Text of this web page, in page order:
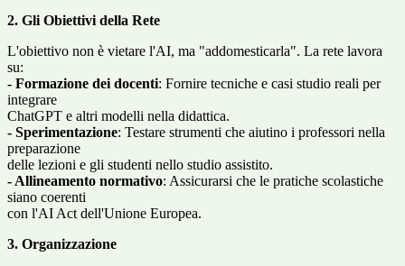
2. Gli Obiettivi della Rete
L'obiettivo non è vietare l'AI, ma "addomesticarla". La rete lavora
su:
- Formazione dei docenti: Fornire tecniche e casi studio reali per
integrare
ChatGPT e altri modelli nella didattica.
- Sperimentazione: Testare strumenti che aiutino i professori nella
preparazione
delle lezioni e gli studenti nello studio assistito.
- Allineamento normativo: Assicurarsi che le pratiche scolastiche
siano coerenti
con l'AI Act dell'Unione Europea.
3. Organizzazione